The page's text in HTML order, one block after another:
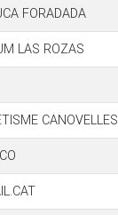
FORADADA
LAS ROZAS
CANOVELLES